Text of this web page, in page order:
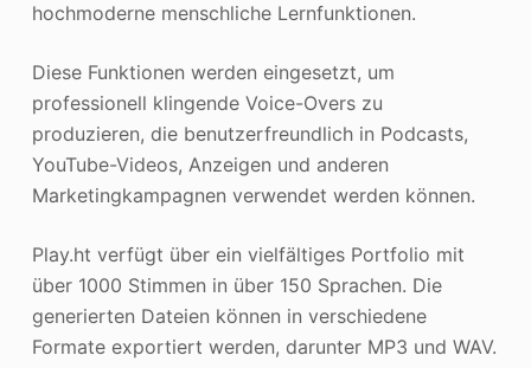
hochmoderne menschliche Lernfunktionen.
Diese Funktionen werden eingesetzt, um
professionell klingende Voice-Overs zu
produzieren, die benutzerfreundlich in Podcasts,
YouTube-Videos, Anzeigen und anderen
Marketingkampagnen verwendet werden können.
Play.ht verfügt über ein vielfältiges Portfolio mit
über 1000 Stimmen in über 150 Sprachen. Die
generierten Dateien können in verschiedene
Formate exportiert werden, darunter MP3 und WAV.